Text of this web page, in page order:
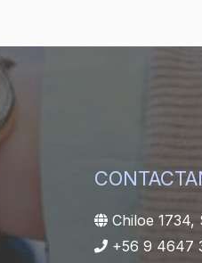
Chiloe 1734,
+56 9 4647